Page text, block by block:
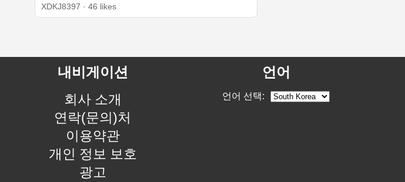
XDKJ8397 · 46 likes
내비게이션
회사 소개
연락(문의)처
이용약관
개인 정보 보호
광고
언어
언어 선택: